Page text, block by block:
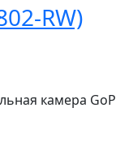
RW)
камера